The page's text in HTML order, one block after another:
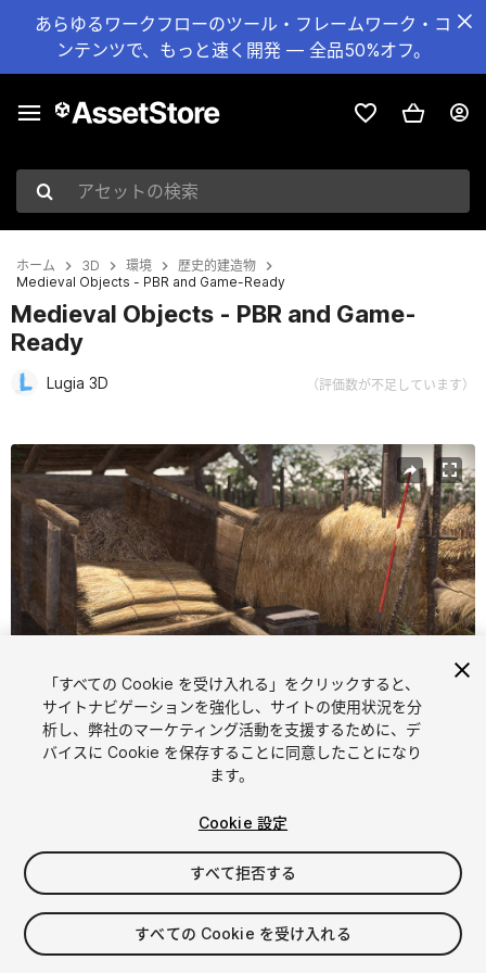
あらゆるワークフローのツール・フレームワーク・コ
ンテンツで、もっと速く開発 — 全品50%オフ。
アセットの検索
ホーム 3D 環境
歴史的建造物
Medieval Objects - PBR and Game-Ready
Medieval Objects - PBR and Game-
Ready
Lugia 3D （評価数が不足しています）
現在のスライド：1 / 46
1/46
$22
消費税は決済時に計算されます
「すべての Cookie を受け入れる」をクリックすると、
サイトナビゲーションを強化し、サイトの使用状況を分
析し、弊社のマーケティング活動を支援するために、デ
バイスに Cookie を保存することに同意したことになり
ます。
Cookie 設定
すべて拒否する
すべての Cookie を受け入れる